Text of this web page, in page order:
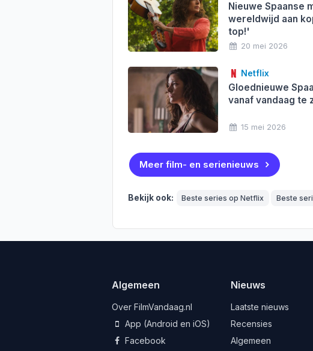
Nieuwe Spaanse
wereldwijd aan
top!'
20 mei 2026
Netflix
Gloednieuwe
vanaf vandaag te
15 mei 2026
Meer film- en serienieuws
Bekijk ook: Beste series op Netflix Beste
Algemeen
Over FilmVandaag.nl
App (Android en iOS)
Facebook
Nieuws
Laatste nieuws
Recensies
Algemeen